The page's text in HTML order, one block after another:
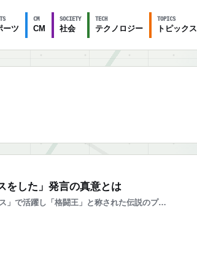
ーツ
CM
CM
SOCIETY
社会
TECH
テクノロジー
TOPICS
トピックス
をした」発言の真意とは
」で活躍し「格闘王」と称された伝説のプ…